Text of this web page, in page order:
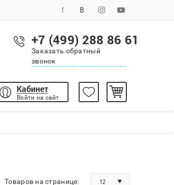
+7 (499) 288 86 61
Заказать обратный
звонок
Кабинет
Войти на сайт
Товаров на странице: 12